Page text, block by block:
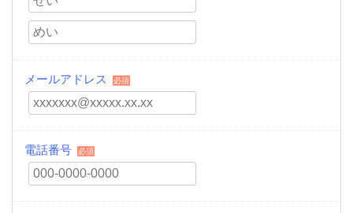
メールアドレス 必須
電話番号 必須